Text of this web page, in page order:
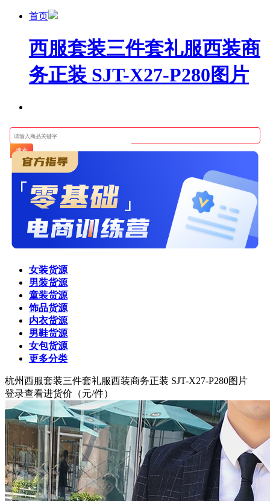
首页
西服套装三件套礼服西装商
务正装 SJT-X27-P280图片
搜索
女装货源
男装货源
童装货源
饰品货源
内衣货源
男鞋货源
女包货源
更多分类
杭州西服套装三件套礼服西装商务正装 SJT-X27-P280图片
登录查看进货价 （元/件）